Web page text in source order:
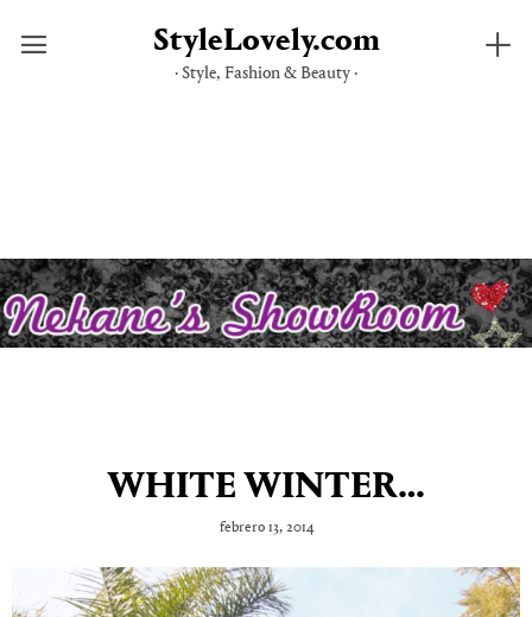
StyleLovely.com
· Style, Fashion & Beauty ·
WHITE WINTER…
febrero 13, 2014